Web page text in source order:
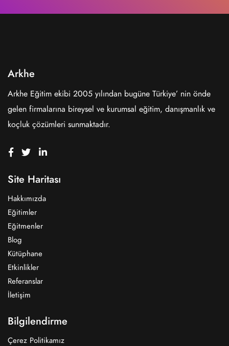
Arkhe
Arkhe Eğitim ekibi 2005 yılından bugüne Türkiye’ nin önde
gelen firmalarına bireysel ve kurumsal eğitim, danışmanlık ve
koçluk çözümleri sunmaktadır.
Site Haritası
Hakkımızda
Eğitimler
Eğitmenler
Blog
Kütüphane
Etkinlikler
Referanslar
İletişim
Bilgilendirme
Çerez Politikamız